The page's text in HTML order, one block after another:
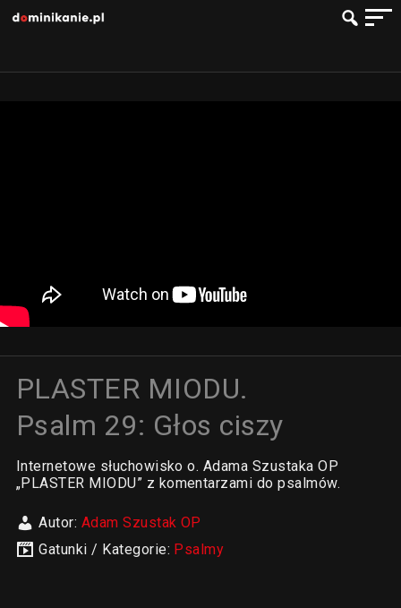
PLASTER MIODU.
Psalm 29: Głos ciszy
Internetowe słuchowisko o. Adama Szustaka OP
„PLASTER MIODU” z komentarzami do psalmów.
Autor: Adam Szustak OP
Gatunki / Kategorie: Psalmy